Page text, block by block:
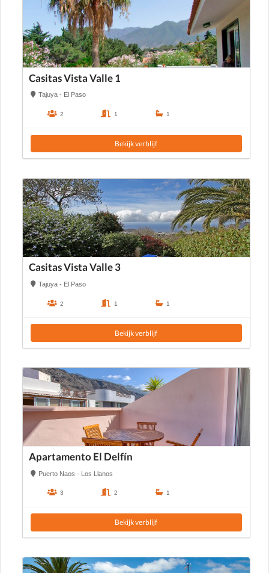
Casitas Vista Valle 1
Tajuya - El Paso
2 1 1
Bekijk verblijf
Casitas Vista Valle 3
Tajuya - El Paso
2 1 1
Bekijk verblijf
Apartamento El Delfín
Puerto Naos - Los Llanos
3 2 1
Bekijk verblijf